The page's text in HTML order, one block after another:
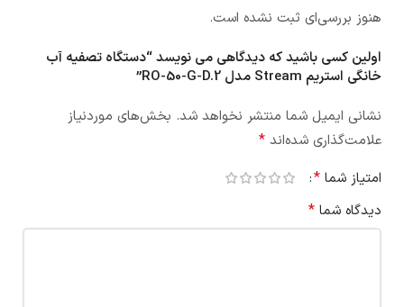
هنوز بررسی‌ای ثبت نشده است.
اولین کسی باشید که دیدگاهی می نویسد “دستگاه تصفیه آب
خانگی استریم Stream مدل RO-50-G-D.2”
نشانی ایمیل شما منتشر نخواهد شد. بخش‌های موردنیاز
علامت‌گذاری شده‌اند *
امتیاز شما *
دیدگاه شما *